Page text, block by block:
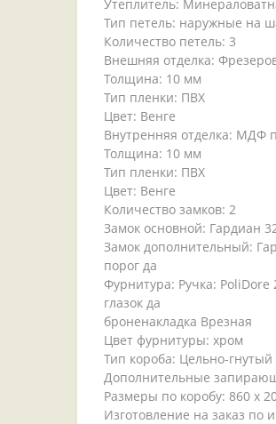
Утеплитель:
Тип петель: наружные на
Количество петель: 3
Внешняя отделка:
Толщина: 10 мм
Тип пленки: ПВХ
Цвет: Венге
Внутренняя отделка: МДФ
Толщина: 10 мм
Тип пленки: ПВХ
Цвет: Венге
Количество замков: 2
Замок основной: Гардиан
Замок дополнительный:
порог да
Фурнитура: Ручка: PoliDore
глазок да
броненакладка Врезная
Цвет фурнитуры: хром
Тип короба: Цельно-
Дополнительные
Размеры по коробу: 860 x
Изготовление на заказ